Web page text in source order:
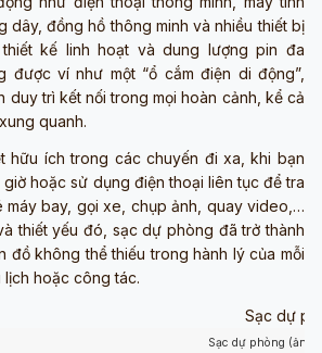
dây, đồng hồ thông minh và nhiều thiết bị
kế linh hoạt và dung lượng pin đa
được ví như một “ổ cắm điện di động”,
duy trì kết nối trong mọi hoàn cảnh, kể cả
quanh.
hữu ích trong các chuyến đi xa, khi bạn
hoặc sử dụng điện thoại liên tục để tra
máy bay, gọi xe, chụp ảnh, quay video,…
thiết yếu đó, sạc dự phòng đã trở thành
đồ không thể thiếu trong hành lý của mỗi
hoặc công tác.
Sạc dự phòng (ảnh